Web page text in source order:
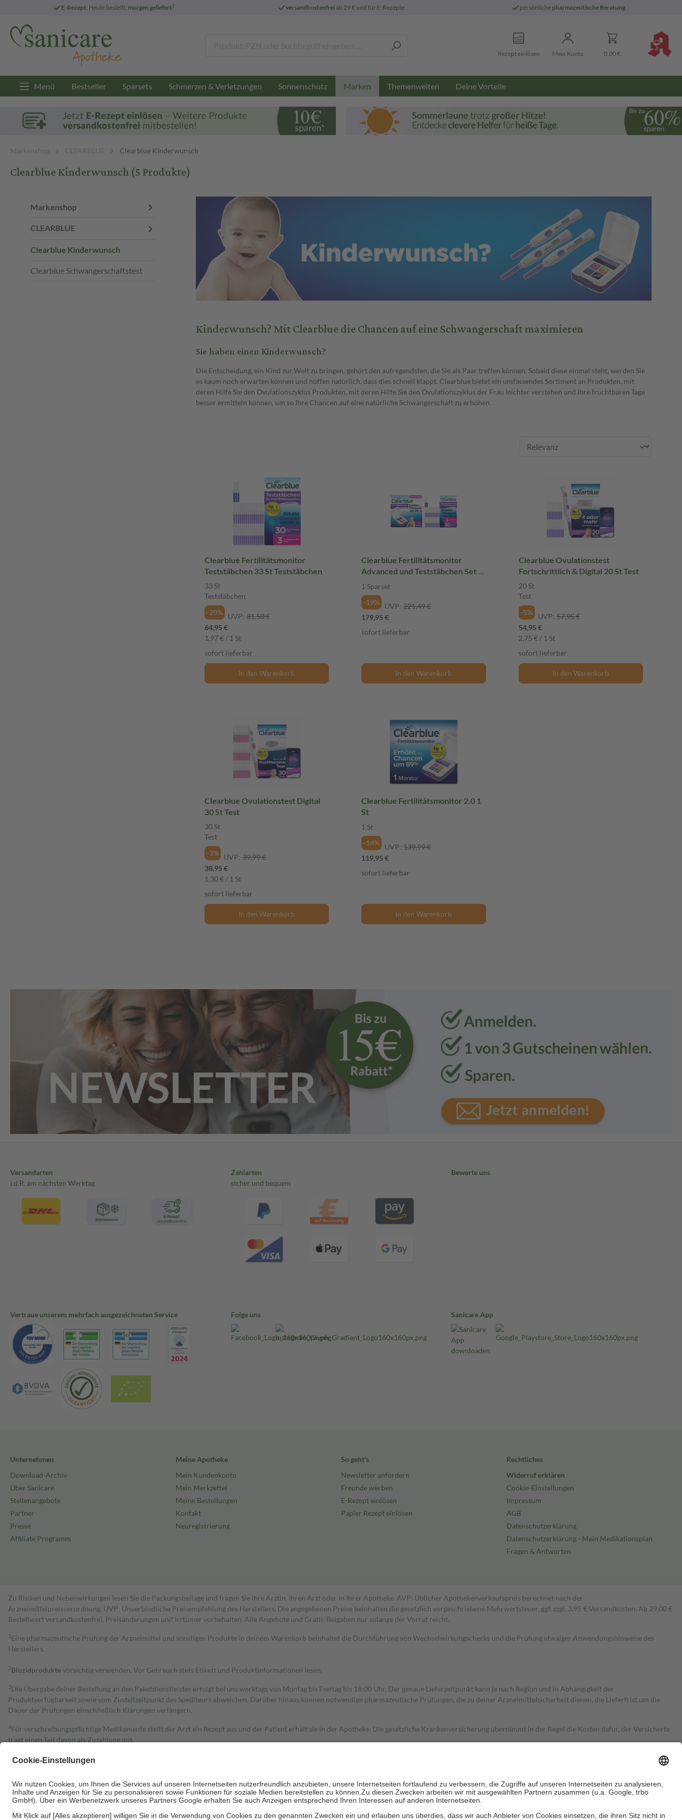
E-Rezept: Heute bestellt, morgen geliefert3 versandkostenfreiab 29 € und für E-Rezepte persönliche pharmazeutische Beratung
Rezept einlösen Mein Konto 0,00 €
Menü Bestseller Sparsets Schmerzen & Verletzungen Sonnenschutz Marken Themenwelten Deine Vorteile
Markenshop CLEARBLUE Clearblue Kinderwunsch
Clearblue Kinderwunsch(5 Produkte)
Markenshop
CLEARBLUE
Clearblue Kinderwunsch
Clearblue Schwangerschaftstest
Kinderwunsch? Mit Clearblue die Chancen auf eine Schwangerschaft maximieren
Sie haben einen Kinderwunsch?
Die Entscheidung, ein Kind zur Welt zu bringen, gehört den aufregendsten, die Sie als Paar treffen können. Sobald diese einmal steht, werden Sie
es kaum noch erwarten können und hoffen natürlich, dass dies schnell klappt. Clearblue bietet ein umfassendes Sortiment an Produkten, mit
deren Hilfe Sie den Ovulationszyklus Produkten, mit deren Hilfe Sie den Ovulationszyklus der Frau leichter verstehen und Ihre fruchtbaren Tage
besser ermitteln können, um so Ihre Chancen auf eine natürliche Schwangerschaft zu erhöhen.
Clearblue Fertilitätsmonitor
Teststäbchen 33 St Teststäbchen
33 St
Teststäbchen
-20%
UVP: 81,50 €
64,95 €
1,97 € / 1 St
sofort lieferbar
In den Warenkorb
Clearblue Fertilitätsmonitor
Advanced und Teststäbchen Set 1
Sparset
1 Sparset
-19%
UVP: 221,49 €
179,95 €
sofort lieferbar
In den Warenkorb
Clearblue Ovulationstest
Fortschrittlich & Digital 20 St Test
20 St
Test
-5%
UVP: 57,95 €
54,95 €
2,75 € / 1 St
sofort lieferbar
In den Warenkorb
Clearblue Ovulationstest Digital
30 St Test
30 St
Test
-3%
UVP: 39,99 €
38,95 €
1,30 € / 1 St
sofort lieferbar
In den Warenkorb
Clearblue Fertilitätsmonitor 2.0 1
St
1 St
-14%
UVP: 139,99 €
119,95 €
sofort lieferbar
In den Warenkorb
Versandarten
i.d.R. am nächsten Werktag
Zahlarten
sicher und bequem
Bewerte uns
Vertraue unserem mehrfach ausgezeichneten Service Folge uns Sanicare App
Unternehmen
Download-Archiv
Über Sanicare
Stellenangebote
Partner
Presse
Affiliate Programm
Meine Apotheke
Mein Kundenkonto
Mein Merkzettel
Meine Bestellungen
Kontakt
Neuregistrierung
So geht's
Newsletter anfordern
Freunde werben
E-Rezept einlösen
Papier Rezept einlösen
Rechtliches
Widerruf erklären
Cookie-Einstellungen
Impressum
AGB
Datenschutzerklärung
Datenschutzerklärung - Mein Medikationsplan
Fragen & Antworten
Zu Risiken und Nebenwirkungen lesen Sie die Packungsbeilage und fragen Sie Ihre Ärztin, Ihren Arzt oder in Ihrer Apotheke. AVP: Üblicher Apothekenverkaufspreis berechnet nach der
Arzneimittelpreisverordnung. UVP: Unverbindliche Preisempfehlung des Herstellers. Die angegebenen Preise beinhalten die gesetzlich vorgeschriebene Mehrwertsteuer, ggf. zzgl. 3,95 € Versandkosten. Ab 29,00 €
Bestell­wert versand­kosten­frei. Preisänderungen und Irrtümer vorbehalten. Alle Angebote und Gratis-Beigaben nur solange der Vorrat reicht.
1 Eine pharmazeutische Prüfung der Arzneimittel und sonstigen Produkte in deinem Warenkorb beinhaltet die Durchführung von Wechselwirkungschecks und die Prüfung etwaiger Anwendungshinweise des
Herstellers.
2Biozidproduktevorsichtig verwenden. Vor Gebrauch stets Etikett und Produktinformationen lesen.
3Die Übergabe deiner Bestellung an den Paketdienstleister erfolgt bei uns werktags von Montag bis Freitag bis 18:00 Uhr. Der genaue Lieferzeitpunkt kann je nach Region und in Abhängigkeit der
Produktverfügbarkeit sowie vom Zustellzeitpunkt des Spediteurs abweichen. Darüber hinaus können notwendige pharmazeutische Prüfungen, die zu deiner Arzneimittelsicherheit dienen, die Lieferfrist um die
Dauer der Prüfungen einschließlich Klärungen verlängern.
4Für verschreibungspflichtige Medikamente stellt der Arzt ein Rezept aus und der Patient erhält sie in der Apotheke. Die gesetzliche Krankenversicherung übernimmt in der Regel die Kosten dafür, der Versicherte
trägt einen Teil davon als Zuzahlung mit.
zu entrichten.
Bei Heilmitteln und häuslicher Krankenpflege beträgt die Zuzahlung zehn Prozent der Kosten sowie zehn Euro je Verordnung.
Um das Engagement der Versicherten für ihre eigene Gesundheit zu stärken und die besondere Stellung der Familie zu unterstützen, fallenkeine Zuzahlungenan bei:
• Kindern und Jugendlichen bis zum vollendeten 18. Lebensjahr mit Ausnahme der Fahrkosten
• Untersuchungen zur Vorsorge und Früherkennung, die von der GKV getragen werden